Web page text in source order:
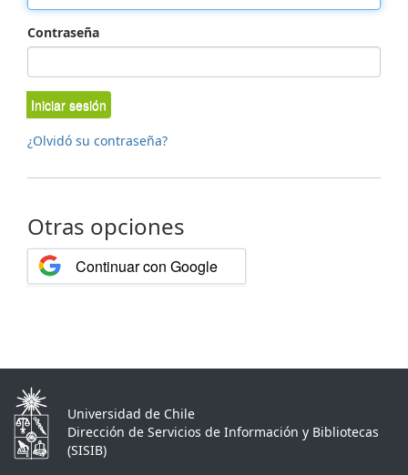
Contraseña
Iniciar sesión
¿Olvidó su contraseña?
Otras opciones
Continuar con Google
Universidad de Chile
Dirección de Servicios de Información y Bibliotecas
(SISIB)